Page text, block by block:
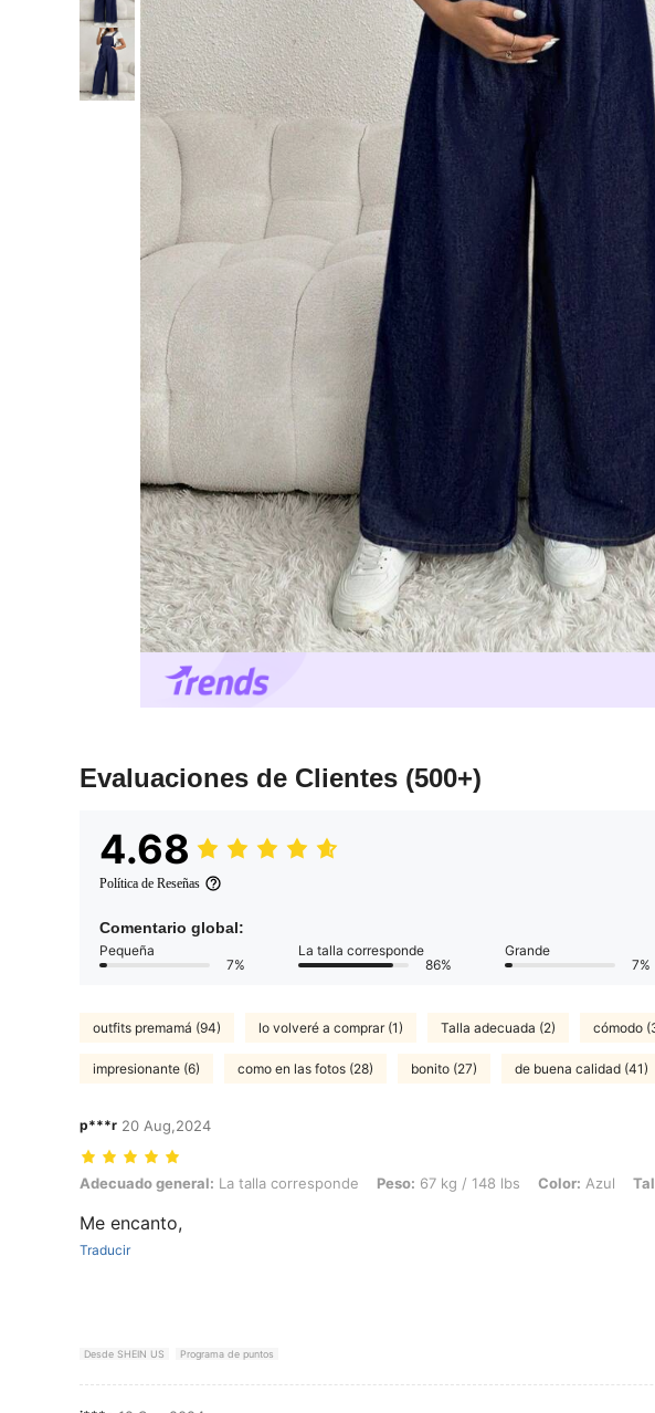
Evaluaciones de Clientes (500+)
4.68
Política de Reseñas
Comentario global:
Pequeña
7%
La talla corresponde
86%
Grande
7%
outfits premamá (94) lo volveré a comprar (1) Talla adecuada (2) cómodo
impresionante (6) como en las fotos (28) bonito (27) de buena calidad (41)
p***r 20 Aug,2024
Adecuado general: La talla corresponde, Peso: 67 kg / 148 lbs, Color: Azul, Talla: M
Adecuado general: La talla corresponde Peso: 67 kg / 148 lbs Color: Azul
Me encanto,
Traducir
Desde SHEIN US Programa de puntos